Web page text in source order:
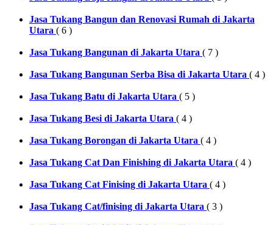
Jasa Tukang Bangun dan Renovasi Rumah di Jakarta
Utara ( 6 )
Jasa Tukang Bangunan di Jakarta Utara ( 7 )
Jasa Tukang Bangunan Serba Bisa di Jakarta Utara ( 4 )
Jasa Tukang Batu di Jakarta Utara ( 5 )
Jasa Tukang Besi di Jakarta Utara ( 4 )
Jasa Tukang Borongan di Jakarta Utara ( 4 )
Jasa Tukang Cat Dan Finishing di Jakarta Utara ( 4 )
Jasa Tukang Cat Finising di Jakarta Utara ( 4 )
Jasa Tukang Cat/finising di Jakarta Utara ( 3 )